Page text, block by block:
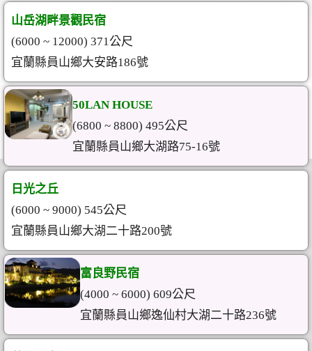
山岳湖畔景觀民宿
(6000 ~ 12000) 371公尺
宜蘭縣員山鄉大安路186號
50LAN HOUSE
(6800 ~ 8800) 495公尺
宜蘭縣員山鄉大湖路75-16號
日光之丘
(6000 ~ 9000) 545公尺
宜蘭縣員山鄉大湖二十路200號
富良野民宿
(4000 ~ 6000) 609公尺
宜蘭縣員山鄉逸仙村大湖二十路236號